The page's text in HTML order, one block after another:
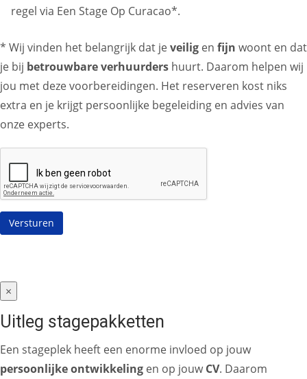
regel via Een Stage Op Curacao*.
* Wij vinden het belangrijk dat jeveilig en fijn woont en dat
je bij betrouwbare verhuurders huurt. Daarom helpen wij
jou met deze voorbereidingen. Het reserveren kost niks
extra en je krijgt persoonlijke begeleiding en advies van
onze experts.
×
Uitleg stagepakketten
Een stageplek heeft een enorme invloed op jouw
persoonlijke ontwikkeling en op jouwCV. Daarom